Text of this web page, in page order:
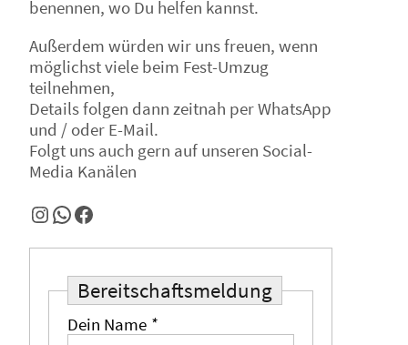
benennen, wo Du helfen kannst.
Außerdem würden wir uns freuen, wenn
möglichst viele beim Fest-Umzug
teilnehmen,
Details folgen dann zeitnah per WhatsApp
und / oder E-Mail.
Folgt uns auch gern auf unseren Social-
Media Kanälen
Instagram
WhatsApp
Facebook
Bereitschaftsmeldung
Dein Name *